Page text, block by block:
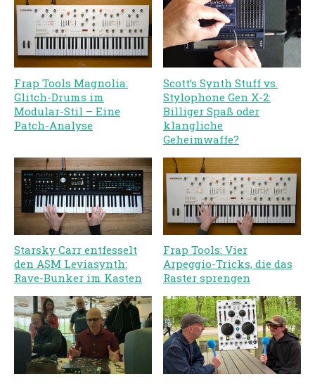
Frap Tools Magnolia:
Glitch-Drums im
Modular-Stil – Eine
Patch-Analyse
Scott’s Synth Stuff vs.
Stylophone Gen X-2:
Billiger Spaß oder
klangliche
Geheimwaffe?
Starsky Carr entfesselt
den ASM Leviasynth:
Rave-Bunker im Kasten
Frap Tools: Vier
Arpeggio-Tricks, die das
Raster sprengen